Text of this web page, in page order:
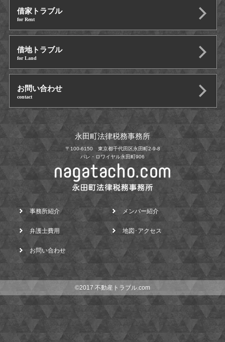
借家トラブル
for Rent
借地トラブル
for Land
お問い合わせ
contact
永田町法律税務事務所
〒100-6150 東京都千代田区永田町2-9-8
パレ・ロワイヤル永田町906
事務所紹介 メンバー紹介
弁護士費用 地図･アクセス
お問い合わせ
©2017 不動産トラブル.com